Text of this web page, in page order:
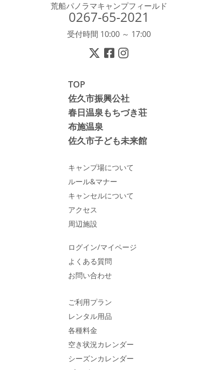
荒船パノラマキャンプフィールド
0267-65-2021
受付時間 10:00 ～ 17:00
TOP
佐久市振興公社
春日温泉もちづき荘
布施温泉
佐久市子ども未来館
キャンプ場について
ルール&マナー
キャンセルについて
アクセス
周辺施設
ログイン/マイページ
よくある質問
お問い合わせ
ご利用プラン
レンタル用品
各種料金
空き状況カレンダー
シーズンカレンダー